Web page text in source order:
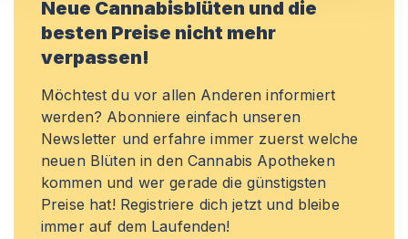
Neue Cannabisblüten und die
besten Preise nicht mehr
verpassen!
Möchtest du vor allen Anderen informiert
werden? Abonniere einfach unseren
Newsletter und erfahre immer zuerst welche
neuen Blüten in den Cannabis Apotheken
kommen und wer gerade die günstigsten
Preise hat! Registriere dich jetzt und bleibe
immer auf dem Laufenden!